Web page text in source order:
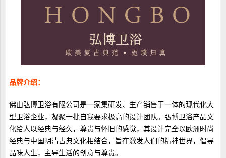
品牌介绍：
佛山弘博卫浴有限公司是一家集研发、生产销售于一体的现代化大
型卫浴企业，凝聚一批自我要求极高的设计团队。弘博卫浴产品文
化给人以经典与经久，尊贵与怀旧的感觉，其设计完全以欧洲时尚
经典与中国明清古典文化相结合，旨在激发人们的精神世界，倡导
品味人生，主导生活的创意与尊贵。